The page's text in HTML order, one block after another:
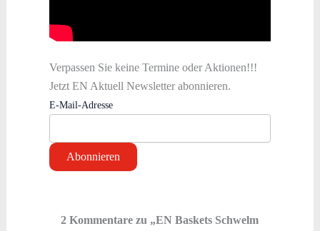
Verpassen Sie keine Termine oder Aktionen!!!
Jetzt EN Aktuell Newsletter abonnieren.
E-Mail-Adresse
2 Kommentare zu „EN Baskets Schwelm